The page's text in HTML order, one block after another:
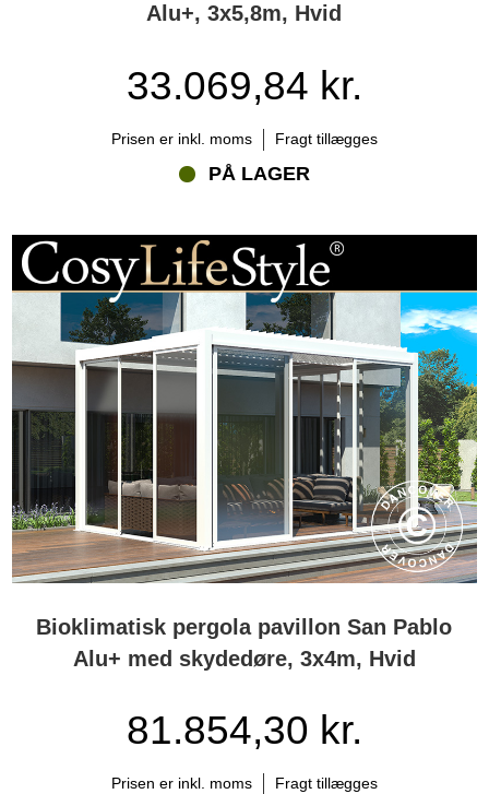
Alu+, 3x5,8m, Hvid
33.069,84 kr.
Prisen er inkl. moms Fragt tillægges
PÅ LAGER
Bioklimatisk pergola pavillon San Pablo
Alu+ med skydedøre, 3x4m, Hvid
81.854,30 kr.
Prisen er inkl. moms Fragt tillægges